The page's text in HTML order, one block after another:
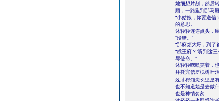
她细想片刻，然后
顾，一路跑到那马
“小姑娘，你要送信
的意思。
沐轻轻连连点头，
“没错。”
“那麻烦大哥，到了
“成王府？”听到这
辱使命。”
沐轻轻嘿嘿笑着，
拜托完信差槐树叶
这才得知沈长里是
也不知道她是去做
也是神情匆匆……